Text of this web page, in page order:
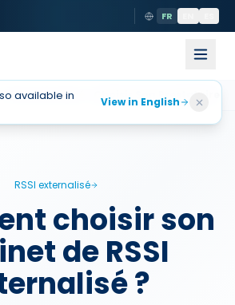
FR
RSSI externalisé Choisir Son Prestataire
RSSI externalisé
choisir son
de RSSI
?
available in
View in English